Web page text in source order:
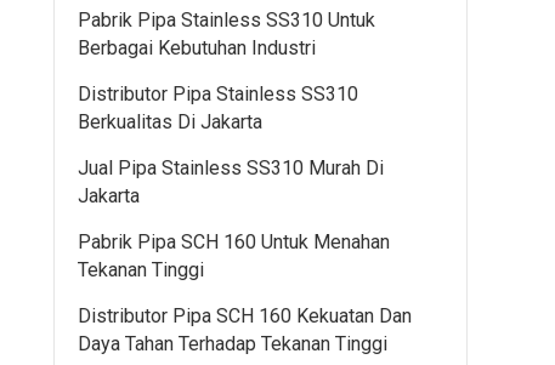
Pabrik Pipa Stainless SS310 Untuk
Berbagai Kebutuhan Industri
Distributor Pipa Stainless SS310
Berkualitas Di Jakarta
Jual Pipa Stainless SS310 Murah Di
Jakarta
Pabrik Pipa SCH 160 Untuk Menahan
Tekanan Tinggi
Distributor Pipa SCH 160 Kekuatan Dan
Daya Tahan Terhadap Tekanan Tinggi